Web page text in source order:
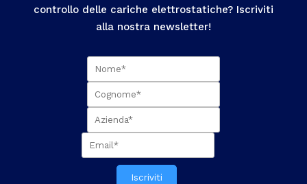
controllo delle cariche elettrostatiche? Iscriviti
alla nostra newsletter!
Iscriviti